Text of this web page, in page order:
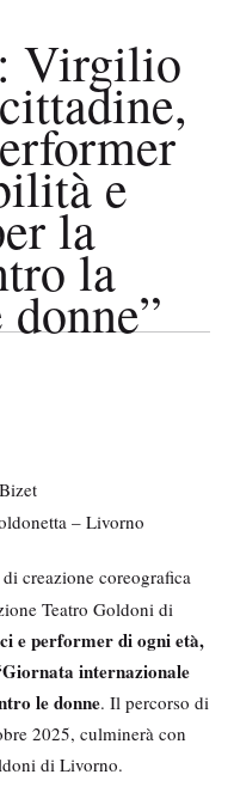
Virgilio
e
la
la
– Livorno
creazione coreografica
Teatro Goldoni di
e performer di ogni età,
internazionale
le donne. Il percorso di
2025, culminerà con
di Livorno.